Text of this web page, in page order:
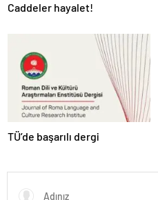
Caddeler hayalet!
TÜ’de başarılı dergi